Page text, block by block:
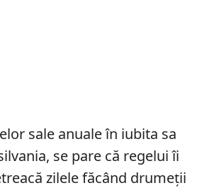
sale anuale în iubita sa
se pare că regelui îi
zilele făcând drumeții